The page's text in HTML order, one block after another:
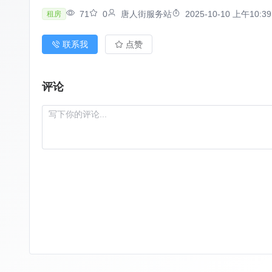
租房 71 0 唐人街服务站 2025-10-10 上午10:39
联系我 点赞
评论